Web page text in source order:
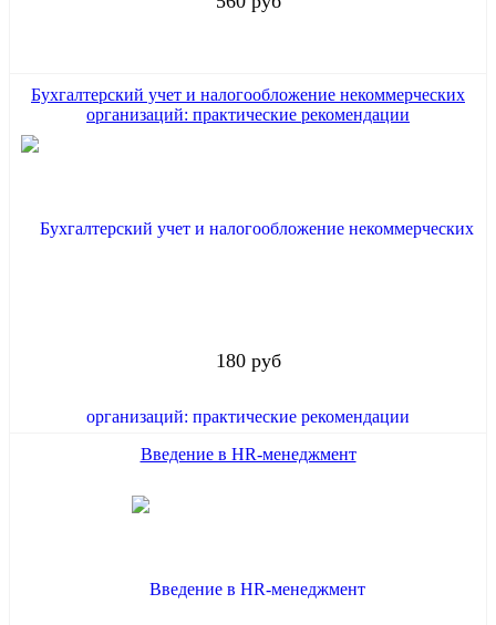
Бухгалтерский учет и налогообложение некоммерческих
организаций: практические рекомендации
180 руб
Введение в HR-менеджмент